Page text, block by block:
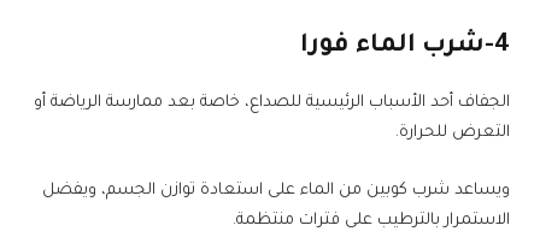
4-شرب الماء فورا
الجفاف أحد الأسباب الرئيسية للصداع، خاصة بعد ممارسة الرياضة أو
التعرض للحرارة.
ويساعد شرب كوبين من الماء على استعادة توازن الجسم، ويفضل
الاستمرار بالترطيب على فترات منتظمة.